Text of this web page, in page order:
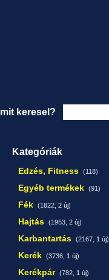
mit keresel?
Kategóriák
Edzés, Fitness (118)
Egyéb termékek (91)
Fék (1822, 2 új)
Hajtás (1953, 2 új)
Karbantartás (2167, 1 új)
Kerék (3736, 1 új)
Kerékpár (782, 1 új)